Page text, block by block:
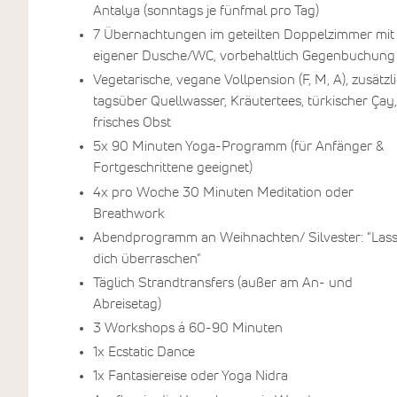
Antalya (sonntags je fünfmal pro Tag)
7 Übernachtungen im geteilten Doppelzimmer mit
eigener Dusche/WC, vorbehaltlich Gegenbuchung
Vegetarische, vegane Vollpension (F, M, A),
tagsüber Quellwasser, Kräutertees, türkischer Çay,
frisches Obst
5x 90 Minuten Yoga-Programm (für Anfänger &
Fortgeschrittene geeignet)
4x pro Woche 30 Minuten Meditation oder
Breathwork
Abendprogramm an Weihnachten/ Silvester: "Lass
dich überraschen"
Täglich Strandtransfers (außer am An- und
Abreisetag)
3 Workshops á 60-90 Minuten
1x Ecstatic Dance
1x Fantasiereise oder Yoga Nidra